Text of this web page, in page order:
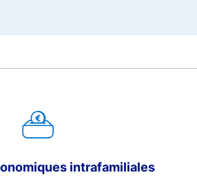
intrafamiliales